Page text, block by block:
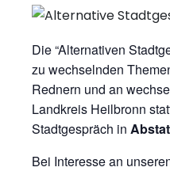
Die “Alternativen
zu wechselnden
Rednern und an
Landkreis Heilbronn
Stadtgespräch in
Bei Interesse an